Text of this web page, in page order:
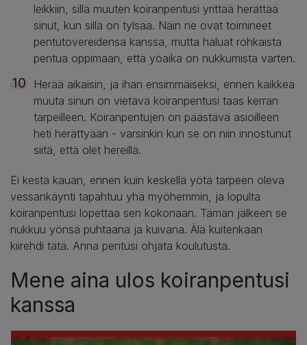
leikkiin, sillä muuten koiranpentusi yrittää herättää
sinut, kun sillä on tylsää. Näin ne ovat toimineet
pentutovereidensa kanssa, mutta haluat rohkaista
pentua oppimaan, että yöaika on nukkumista varten.
Herää aikaisin, ja ihan ensimmäiseksi, ennen kaikkea
muuta sinun on vietävä koiranpentusi taas kerran
tarpeilleen. Koiranpentujen on päästävä asioilleen
heti herättyään - varsinkin kun se on niin innostunut
siitä, että olet hereillä.
Ei kestä kauan, ennen kuin keskellä yötä tarpeen oleva
vessankäynti tapahtuu yhä myöhemmin, ja lopulta
koiranpentusi lopettaa sen kokonaan. Tämän jälkeen se
nukkuu yönsä puhtaana ja kuivana. Älä kuitenkaan
kiirehdi tätä. Anna pentusi ohjata koulutusta.
Mene aina ulos koiranpentusi
kanssa